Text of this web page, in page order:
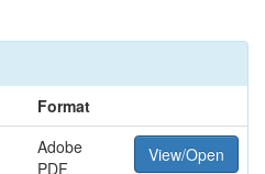
Format
Adobe
PDF
View/Open